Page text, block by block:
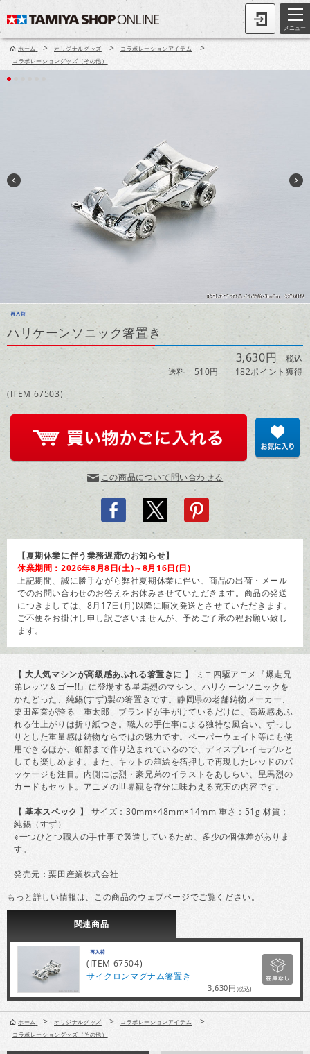
メニュー
ホーム > オリジナルグッズ > コラボレーションアイテム >
コラボレーショングッズ（その他）
ハリケーンソニック箸置き
3,630円 税込
送料 510円
182ポイント獲得
(ITEM 67503)
この商品について問い合わせる
【夏期休業に伴う業務遅滞のお知らせ】
休業期間：2026年8月8日(土)～8月16日(日)
上記期間、誠に勝手ながら弊社夏期休業に伴い、商品の出荷・メール
でのお問い合わせのお答えをお休みさせていただきます。商品の発送
につきましては、8月17日(月)以降に順次発送とさせていただきます。
ご不便をお掛けし申し訳ございませんが、予めご了承の程お願い致し
ます。
【 大人気マシンが高級感あふれる箸置きに 】
ミニ四駆アニメ『爆走兄
弟レッツ＆ゴー!!』に登場する星馬烈のマシン、ハリケーンソニックを
かたどった、純錫(すず)製の箸置きです。静岡県の老舗鋳物メーカー、
栗田産業が誇る「重太郎」ブランドが手がけているだけに、高級感あふ
れる仕上がりは折り紙つき。職人の手仕事による独特な風合い、ずっし
りとした重量感は鋳物ならではの魅力です。ペーパーウェイト等にも使
用できるほか、細部まで作り込まれているので、ディスプレイモデルと
しても楽しめます。また、キットの箱絵を箔押しで再現したレッドのパ
ッケージも注目。内側には烈・豪兄弟のイラストをあしらい、星馬烈の
カードもセット。アニメの世界観を存分に味わえる充実の内容です。
【 基本スペック 】
サイズ：30mm×48mm×14mm 重さ：51g 材質：
純錫（すず）
※一つひとつ職人の手仕事で製造しているため、多少の個体差がありま
す。
発売元：栗田産業株式会社
もっと詳しい情報は、この商品のウェブページでご覧ください。
関連商品
(ITEM 67504)
サイクロンマグナム箸置き
3,630円(税込)
ホーム > オリジナルグッズ > コラボレーションアイテム >
コラボレーショングッズ（その他）